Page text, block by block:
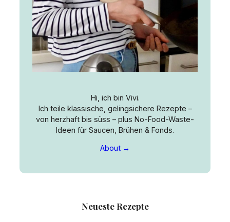
Hi, ich bin Vivi.
Ich teile klassische, gelingsichere Rezepte –
von herzhaft bis süss – plus No-Food-Waste-
Ideen für Saucen, Brühen & Fonds.
About →
Neueste Rezepte